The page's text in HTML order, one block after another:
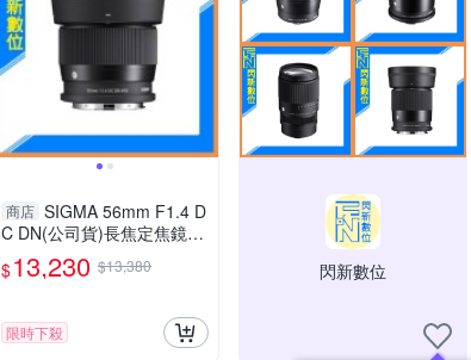
商店 SIGMA 56mm F1.4 D
C DN(公司貨)長焦定焦鏡頭
APS-C
$13,230 $13,380
限時下殺
閃新數位